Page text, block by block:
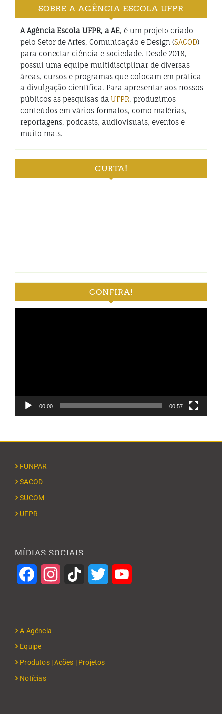
SOBRE A AGÊNCIA ESCOLA UFPR
A Agência Escola UFPR, a AE, é um projeto criado
pelo Setor de Artes, Comunicação e Design (SACOD)
para conectar ciência e sociedade. Desde 2018,
possui uma equipe multidisciplinar de diversas
áreas, cursos e programas que colocam em prática
a divulgação científica. Para apresentar aos nossos
públicos as pesquisas da UFPR, produzimos
conteúdos em vários formatos, como matérias,
reportagens, podcasts, audiovisuais, eventos e
muito mais.
CURTA!
CONFIRA!
00:00 00:57
FUNPAR
SACOD
SUCOM
UFPR
MÍDIAS SOCIAIS
FacebookInstagramTikTok Twitter
A Agência
Equipe
Produtos | Ações | Projetos
Notícias